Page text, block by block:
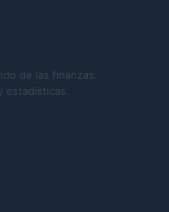
de las finanzas.
estadísticas.